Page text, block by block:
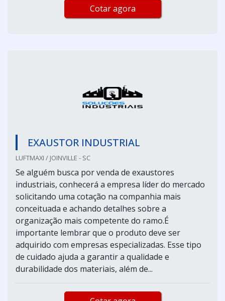
Cotar agora
EXAUSTOR INDUSTRIAL
LUFTMAXI / JOINVILLE - SC
Se alguém busca por venda de exaustores
industriais, conhecerá a empresa líder do mercado
solicitando uma cotação na companhia mais
conceituada e achando detalhes sobre a
organização mais competente do ramo.É
importante lembrar que o produto deve ser
adquirido com empresas especializadas. Esse tipo
de cuidado ajuda a garantir a qualidade e
durabilidade dos materiais, além de...